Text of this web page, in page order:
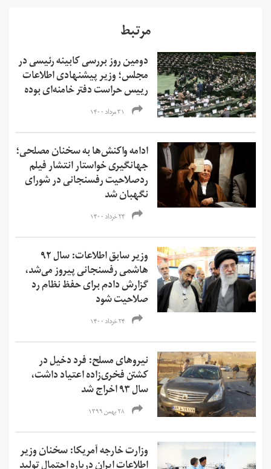
مرتبط
دومین روز بررسی کابینه رئیسی در
مجلس؛ وزیر پیشنهادی اطلاعات
رییس حراست دفتر خامنه‌ای بوده
۳۱ مرداد ۱۴۰۰
ادامه واکنش‌ها به سخنان مصلحی؛
جهانگیری خواستار انتشار فیلم
ردصلاحیت رفسنجانی در شورای
نگهبان شد
۲۴ خرداد ۱۴۰۰
وزیر سابق اطلاعات: سال ۹۲
هاشمی رفسنجانی پیروز می‌شد،
گزارش دادم برای حفظ نظام رد
صلاحیت شود
۲۴ خرداد ۱۴۰۰
نیروهای مسلح: فرد دخیل در
کشتن فخری‌زاده اعتیاد داشت،
سال ۹۳ اخراج شد
۲۸ بهمن ۱۳۹۹
وزارت خارجه آمریکا: سخنان وزیر